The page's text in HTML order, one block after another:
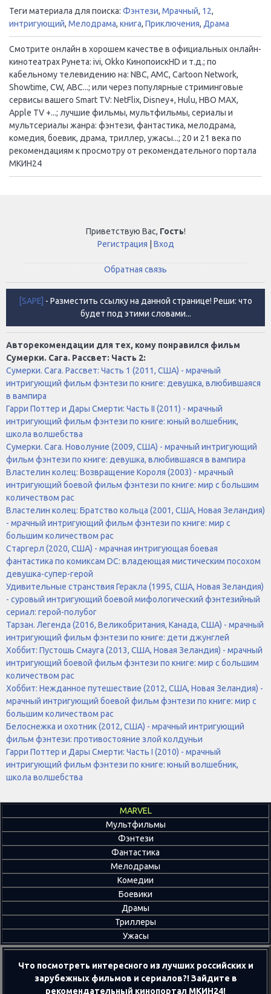
Теги материала для поиска: Фэнтези, Мрачный, 12,
интригующий, Мелодрама, книга, Приключения, Драма
Смотрите онлайн в хорошем качестве в официальных онлайн-
кинотеатрах Рунета: ivi, Okko КинопоискHD и т.д.; по
кабельному телевидению на: NBC, AMC, Cartoon Network,
Showtime, CW, ABC...; или через популярные стриминговые
сервисы вашего Smart TV: NetFlix, Disney+, Hulu, HBO MAX,
Apple TV +...; лучшие фильмы, мультфильмы, сериалы и
мультсериалы жанра: фэнтези, фантастика, мелодрама,
комедия, боевик, драма, триллер, ужасы...; 20 и 21 века по
рекомендациям к просмотру от рекомендательного портала
МКИН24
Приветствую Вас, Гость!
Регистрация
Вход
Обратная связь
[SAPE] - Разместить ссылку на данной странице! Реши: что
будет под этими словами...
Авторекомендации для тех, кому понравился фильм
Сумерки. Сага. Рассвет: Часть 2:
Сумерки. Сага. Рассвет: Часть 1 (2011, США) - мрачный
интригующий фильм фэнтези по книге: девушка, влюбившаяся
в вампира
Гарри Поттер и Дары Смерти: Часть II (2011) - мрачный
интригующий фильм фэнтези по книге: юный волшебник,
школа волшебства
Сумерки. Сага. Новолуние (2009, США) - мрачный интригующий
фильм фэнтези по книге: девушка, влюбившаяся в вампира
Властелин колец: Возвращение Короля (2003) - мрачный
интригующий боевой фильм фэнтези по книге: мир с большим
количеством рас
Властелин колец: Братство кольца (2001, США, Новая Зеландия)
- мрачный интригующий фильм фэнтези по книге: мир с
большим количеством рас
Старгерл (2020, США) - мрачная интригующая боевая
фантастика по комиксам DC: владеющая мистическим посохом
девушка-супер-герой
Удивительные странствия Геракла (1995, США, Новая Зеландия)
- суровый интригующий боевой мифологический фэнтезийный
сериал: герой-полубог
Тарзан. Легенда (2016, Великобритания, Канада, США) - мрачный
интригующий фильм фэнтези по книге: дети джунглей
Хоббит: Пустошь Смауга (2013, США, Новая Зеландия) - мрачный
интригующий боевой фильм фэнтези по книге: мир с большим
количеством рас
Хоббит: Нежданное путешествие (2012, США, Новая Зеландия) -
мрачный интригующий боевой фильм фэнтези по книге: мир с
большим количеством рас
Белоснежка и охотник (2012, США) - мрачный интригующий
фильм фэнтези: противостояние злой колдуньи
Гарри Поттер и Дары Смерти: Часть I (2010) - мрачный
интригующий фильм фэнтези по книге: юный волшебник,
школа волшебства
MARVEL
Мультфильмы
Фэнтези
Фантастика
Мелодрамы
Комедии
Боевики
Драмы
Триллеры
Ужасы
Что посмотреть интересного из лучших российских и
зарубежных фильмов и сериалов?! Зайдите в
рекомендательный кинопортал МКИН24!